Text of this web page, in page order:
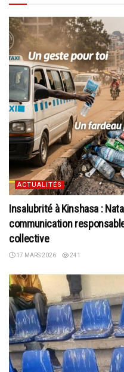
ACTUALITÉS
Insalubrité à Kinshasa :
communication
collective
17 MARS 2026 241